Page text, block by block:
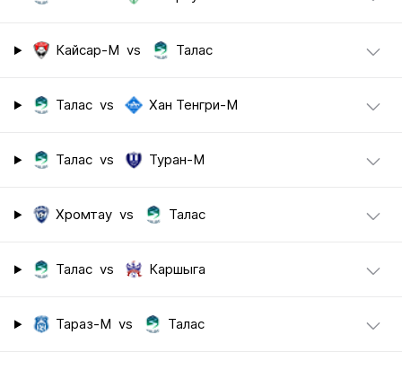
Кайсар-М vs Талас
Талас vs Хан Тенгри-М
Талас vs Туран-М
Хромтау vs Талас
Талас vs Каршыга
Тараз-М vs Талас